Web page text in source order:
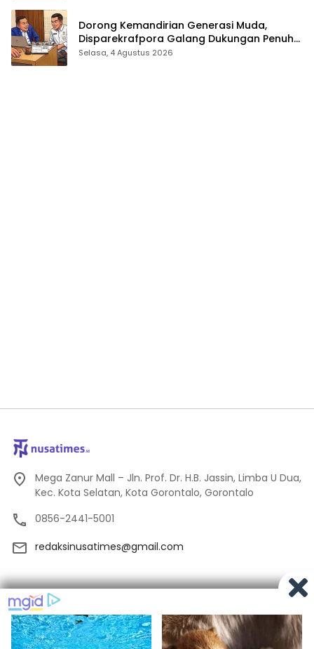
Dorong Kemandirian Generasi Muda,
Disparekrafpora Galang Dukungan Penuh
Para Aleg Deprov
Selasa, 4 Agustus 2026
Mega Zanur Mall – Jln. Prof. Dr. H.B. Jassin, Limba U Dua,
Kec. Kota Selatan, Kota Gorontalo, Gorontalo
0856-2441-5001
redaksinusatimes@gmail.com